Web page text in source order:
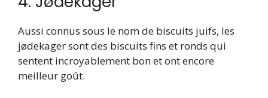
Aussi connus sous le nom de biscuits juifs, les
jødekager sont des biscuits fins et ronds qui
sentent incroyablement bon et ont encore
meilleur goût.